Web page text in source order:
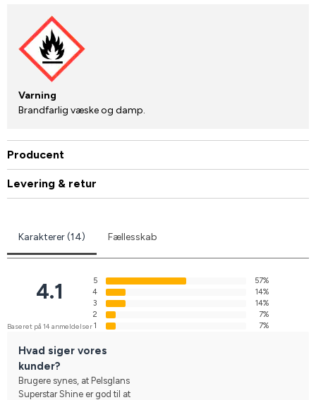
Varning
Brandfarlig væske og damp.
Producent
Levering & retur
Karakterer (14) Fællesskab
4.1
Baseret på 14 anmeldelser
5
57%
4
14%
3
14%
2
7%
1
7%
Hvad siger vores
kunder?
Brugere synes, at Pelsglans
Superstar Shine er god til at